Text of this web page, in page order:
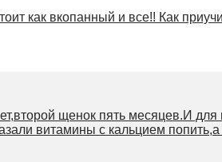
как вкопанный и все!! Как
щенок пять месяцев.И для
витамины с кальцием попить,а